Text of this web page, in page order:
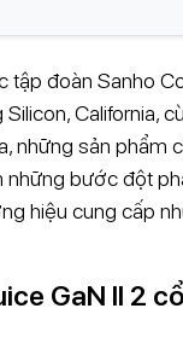
tập đoàn Sanho
California,
những sản phẩm
bước đột
hiệu cung cấp
GaN II 2